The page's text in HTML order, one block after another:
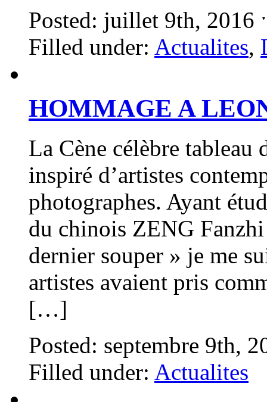
Posted: juillet 9th, 2016
Filled under: Actualites,
HOMMAGE A
La Cène célèbre tableau
inspiré d’artistes
photographes. Ayant
du chinois ZENG
dernier souper » je me
artistes avaient pris
[…]
Posted: septembre 9th,
Filled under: Actualites